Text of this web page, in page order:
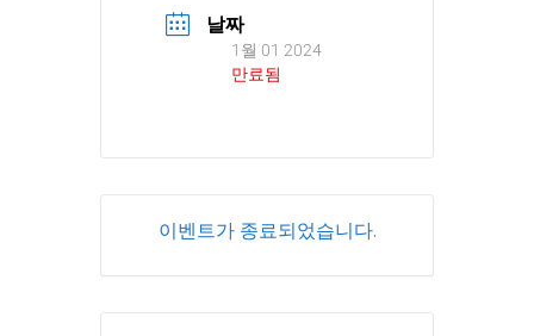
날짜
1월 01 2024
만료됨
이벤트가 종료되었습니다.